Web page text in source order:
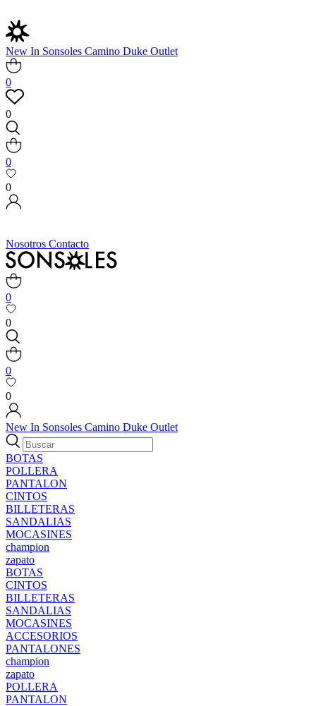
New In Sonsoles Camino Duke Outlet
0
0
0
0
Nosotros Contacto
0
0
0
0
New In Sonsoles Camino Duke Outlet
BOTAS
POLLERA
PANTALON
CINTOS
BILLETERAS
SANDALIAS
MOCASINES
champion
zapato
BOTAS
CINTOS
BILLETERAS
SANDALIAS
MOCASINES
ACCESORIOS
PANTALONES
champion
zapato
POLLERA
PANTALON